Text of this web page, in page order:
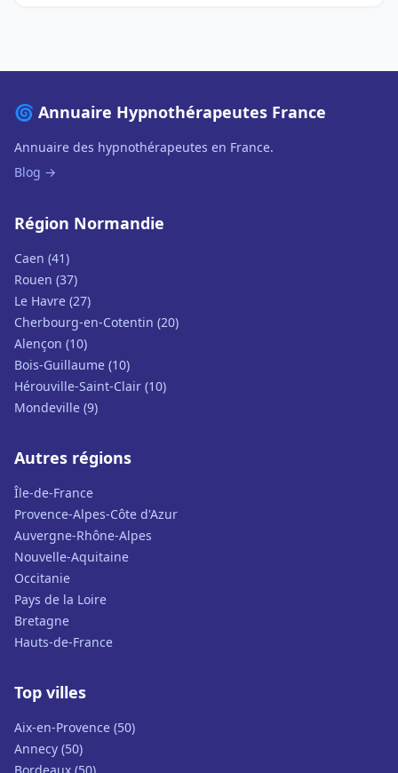
🌀 Annuaire Hypnothérapeutes France
Annuaire des hypnothérapeutes en France.
Blog →
Région Normandie
Caen (41)
Rouen (37)
Le Havre (27)
Cherbourg-en-Cotentin (20)
Alençon (10)
Bois-Guillaume (10)
Hérouville-Saint-Clair (10)
Mondeville (9)
Autres régions
Île-de-France
Provence-Alpes-Côte d'Azur
Auvergne-Rhône-Alpes
Nouvelle-Aquitaine
Occitanie
Pays de la Loire
Bretagne
Hauts-de-France
Top villes
Aix-en-Provence (50)
Annecy (50)